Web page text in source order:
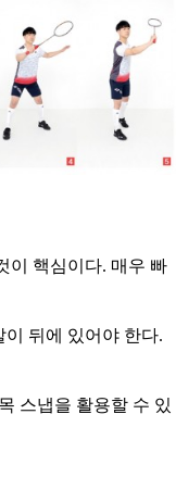
이 핵심이다. 매우 빠
뒤에 있어야 한다.
스냅을 활용할 수 있